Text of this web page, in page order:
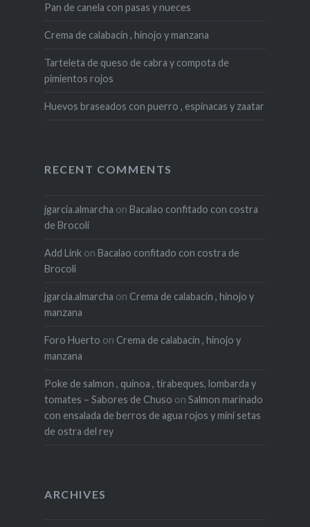
Pan de canela con pasas y nueces
Crema de calabacín , hinojo y manzana
Tarteleta de queso de cabra y compota de
pimientos rojos
Huevos braseados con puerro , espinacas y zaatar
RECENT COMMENTS
jgarcia.almarcha on Bacalao confitado con costra
de Brocoli
Add Linkon Bacalao confitado con costra de
Brocoli
jgarcia.almarcha on Crema de calabacín , hinojo y
manzana
Foro Huerto on Crema de calabacín , hinojo y
manzana
Poke de salmon , quinoa , tirabeques, lombarda y
tomates – Sabores de Chuso on Salmon marinado
con ensalada de berros de agua rojos y mini setas
de ostra del rey
ARCHIVES